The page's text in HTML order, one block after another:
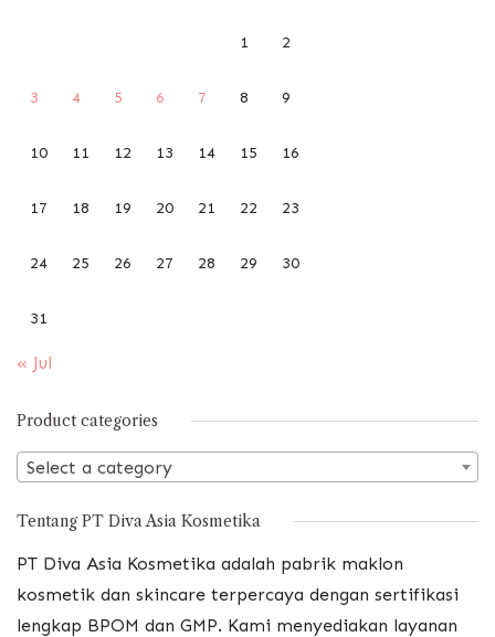
1 2
3 4 5 6 7 8 9
10 11 12 13 14 15 16
17 18 19 20 21 22 23
24 25 26 27 28 29 30
31
« Jul
Product categories
Select a category
Tentang PT Diva Asia Kosmetika
PT Diva Asia Kosmetika adalah pabrik maklon
kosmetik dan skincare terpercaya dengan sertifikasi
lengkap BPOM dan GMP. Kami menyediakan layanan